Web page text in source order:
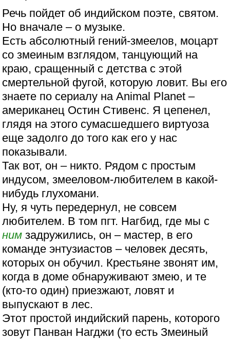
Речь пойдет об индийском поэте, святом.
Но вначале – о музыке.
Есть абсолютный гений-змеелов, моцарт
со змеиным взглядом, танцующий на
краю, сращенный с детства с этой
смертельной фугой, которую ловит. Вы его
знаете по сериалу на Animal Planet –
американец Остин Стивенс. Я цепенел,
глядя на этого сумасшедшего виртуоза
еще задолго до того как его у нас
показывали.
Так вот, он – никто. Рядом с простым
индусом, змееловом-любителем в какой-
нибудь глухомани.
Ну, я чуть передернул, не совсем
любителем. В том пгт. Нагбид, где мы с
ним задружились, он – мастер, в его
команде энтузиастов – человек десять,
которых он обучил. Крестьяне звонят им,
когда в доме обнаруживают змею, и те
(кто-то один) приезжают, ловят и
выпускают в лес.
Этот простой индийский парень, которого
зовут Панван Нагджи (то есть Змеиный